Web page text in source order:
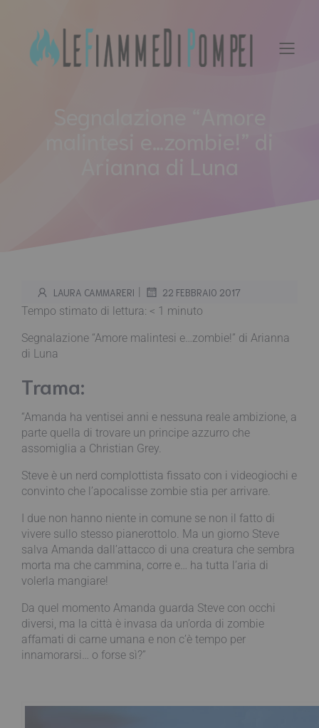
contenuto
LAURA CAMMARERI | 22 FEBBRAIO 2017
Tempo stimato di lettura: < 1 minuto
Segnalazione “Amore malintesi e…zombie!” di Arianna
di Luna
Trama:
“Amanda ha ventisei anni e nessuna reale ambizione, a
parte quella di trovare un principe azzurro che
assomiglia a Christian Grey.
Steve è un nerd complottista fissato con i videogiochi e
convinto che l’apocalisse zombie stia per arrivare.
I due non hanno niente in comune se non il fatto di
vivere sullo stesso pianerottolo. Ma un giorno Steve
salva Amanda dall’attacco di una creatura che sembra
morta ma che cammina, corre e… ha tutta l’aria di
volerla mangiare!
Da quel momento Amanda guarda Steve con occhi
diversi, ma la città è invasa da un’orda di zombie
affamati di carne umana e non c’è tempo per
innamorarsi… o forse sì?”